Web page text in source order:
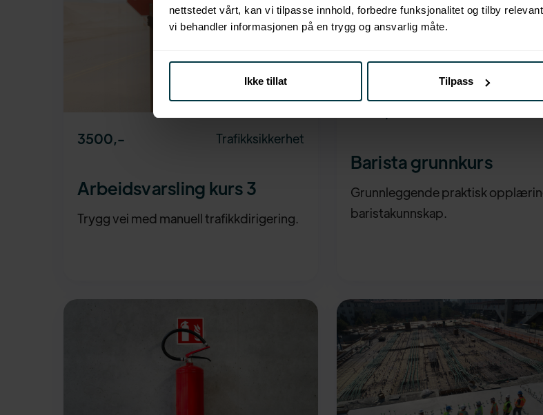
nettstedet vårt, kan vi tilpasse innhold, forbedre funksjonalitet og tilby
vi behandler informasjonen på en trygg og ansvarlig måte.
Ikke tillat Tilpass
3500,- Trafikksikkerhet
Arbeidsvarsling kurs 3
Trygg vei med manuell trafikkdirigering.
Barista grunnkurs
Grunnleggende praktisk
baristakunnskap.